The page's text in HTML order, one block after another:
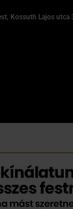
Kossuth Lajos utca